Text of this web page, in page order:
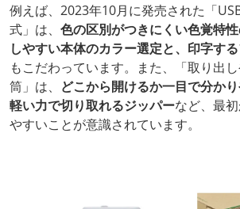
例えば、2023年10月に発売された「
式」は、 色の区別がつきにくい色覚特
しやすい本体のカラー選定と、印字す
もこだわっています。また、「取り出
筒」は、 どこから開けるか一目で分かり
軽い力で切り取れるジッパーなど、最
やすいことが意識されています。